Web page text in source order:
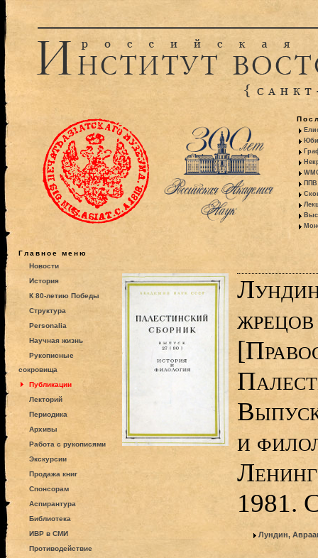
ППВ
Главное меню
Новости
История
К 80-летию Победы
Структура
Personalia
Научная жизнь
Рукописные
сокровища
Публикации
Лекторий
Периодика
Архивы
Работа с рукописями
Экскурсии
Продажа книг
Спонсорам
Аспирантура
Библиотека
ИВР в СМИ
Противодействие
и
1981.
Лундин,